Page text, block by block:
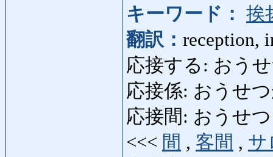
キーワード： 挨
翻訳： reception,
応接する: おう
応接係: おうせ
応接間: おうせつ
<<< 間 , 客間 , サ